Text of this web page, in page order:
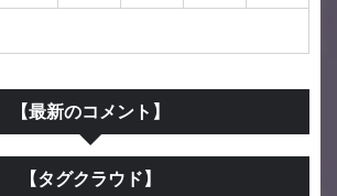
【最新のコメント】
【タグクラウド】